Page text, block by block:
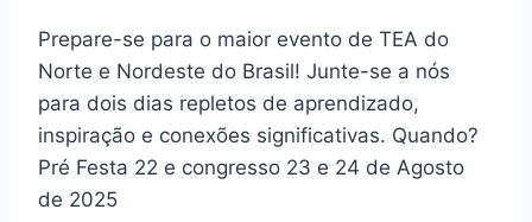
Prepare-se para o maior evento de TEA do
Norte e Nordeste do Brasil! Junte-se a nós
para dois dias repletos de aprendizado,
inspiração e conexões significativas. Quando?
Pré Festa 22 e congresso 23 e 24 de Agosto
de 2025